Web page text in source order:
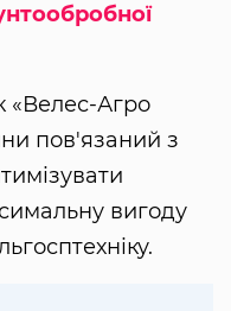
«Велес-Агро
пов'язаний з
вигоду